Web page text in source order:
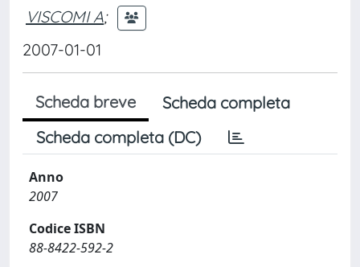
VISCOMI A;
2007-01-01
Scheda breve
Scheda completa
Scheda completa (DC)
Anno
2007
Codice ISBN
88-8422-592-2